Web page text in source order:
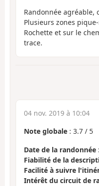
Randonnée agréable,
Plusieurs zones
Rochette et sur le
trace.
04 nov. 2019 à 10:04
Note globale : 3.7 / 5
Date de la randonnée
Fiabilité de la
Facilité à suivre
Intérêt du circuit de